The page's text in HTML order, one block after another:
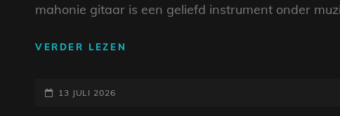
mahonie gitaar is een geliefd instrument onder
VERDER LEZEN
GEPLAATST
13 JULI 2026